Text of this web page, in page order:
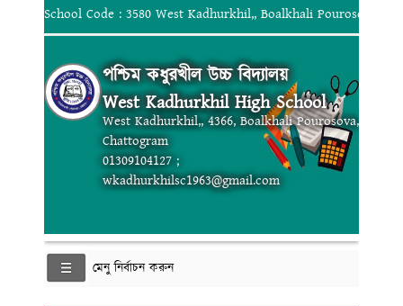
School Code : 3580 West Kadhurkhil,, Boalkhali Pourosova,
পশ্চিম কধুরখীল উচ্চ বিদ্যালয়
West Kadhurkhil High School
West Kadhurkhil,, 4366, Boalkhali Pourosova,
Chattogram
01309104127 ;
wkadhurkhilsc1963@gmail.com
মেনু নির্বাচন করুন